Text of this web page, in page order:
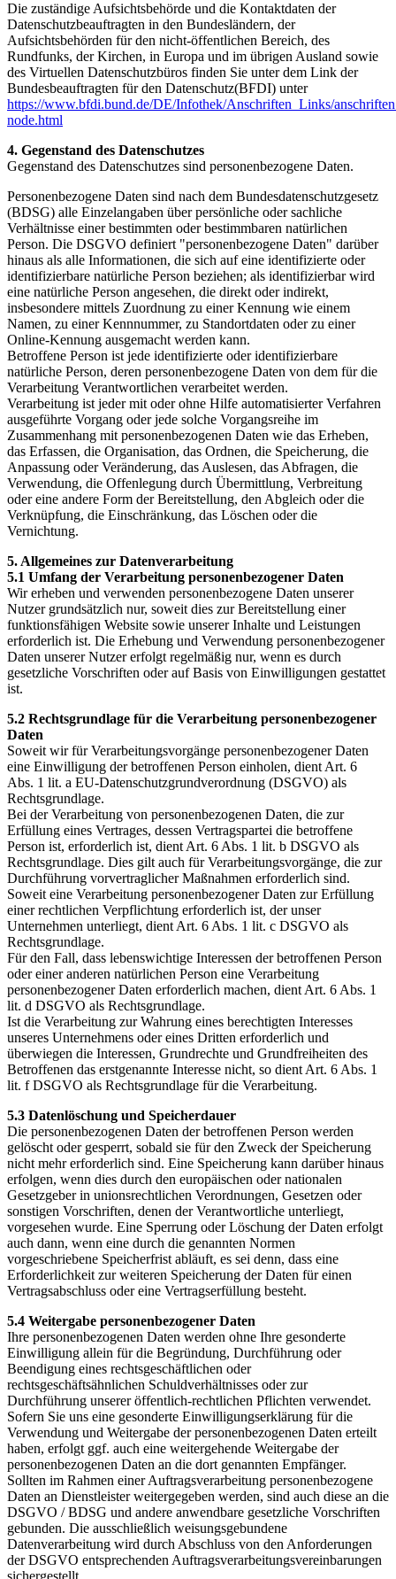
Die zuständige Aufsichtsbehörde und die Kontaktdaten der
Datenschutzbeauftragten in den Bundesländern, der
Aufsichtsbehörden für den nicht-öffentlichen Bereich, des
Rundfunks, der Kirchen, in Europa und im übrigen Ausland sowie
des Virtuellen Datenschutzbüros finden Sie unter dem Link der
Bundesbeauftragten für den Datenschutz(BFDI) unter
https://www.bfdi.bund.de/DE/Infothek/Anschriften_Links/
node.html
4. Gegenstand des Datenschutzes
Gegenstand des Datenschutzes sind personenbezogene Daten.
Personenbezogene Daten sind nach dem Bundesdatenschutzgesetz
(BDSG) alle Einzelangaben über persönliche oder sachliche
Verhältnisse einer bestimmten oder bestimmbaren natürlichen
Person. Die DSGVO definiert "personenbezogene Daten" darüber
hinaus als alle Informationen, die sich auf eine identifizierte oder
identifizierbare natürliche Person beziehen; als identifizierbar wird
eine natürliche Person angesehen, die direkt oder indirekt,
insbesondere mittels Zuordnung zu einer Kennung wie einem
Namen, zu einer Kennnummer, zu Standortdaten oder zu einer
Online-Kennung ausgemacht werden kann.
Betroffene Person ist jede identifizierte oder identifizierbare
natürliche Person, deren personenbezogene Daten von dem für die
Verarbeitung Verantwortlichen verarbeitet werden.
Verarbeitung ist jeder mit oder ohne Hilfe automatisierter Verfahren
ausgeführte Vorgang oder jede solche Vorgangsreihe im
Zusammenhang mit personenbezogenen Daten wie das Erheben,
das Erfassen, die Organisation, das Ordnen, die Speicherung, die
Anpassung oder Veränderung, das Auslesen, das Abfragen, die
Verwendung, die Offenlegung durch Übermittlung, Verbreitung
oder eine andere Form der Bereitstellung, den Abgleich oder die
Verknüpfung, die Einschränkung, das Löschen oder die
Vernichtung.
5. Allgemeines zur Datenverarbeitung
5.1 Umfang der Verarbeitung personenbezogener Daten
Wir erheben und verwenden personenbezogene Daten unserer
Nutzer grundsätzlich nur, soweit dies zur Bereitstellung einer
funktionsfähigen Website sowie unserer Inhalte und Leistungen
erforderlich ist. Die Erhebung und Verwendung personenbezogener
Daten unserer Nutzer erfolgt regelmäßig nur, wenn es durch
gesetzliche Vorschriften oder auf Basis von Einwilligungen gestattet
ist.
5.2 Rechtsgrundlage für die Verarbeitung personenbezogener
Daten
Soweit wir für Verarbeitungsvorgänge personenbezogener Daten
eine Einwilligung der betroffenen Person einholen, dient Art. 6
Abs. 1 lit. a EU-Datenschutzgrundverordnung (DSGVO) als
Rechtsgrundlage.
Bei der Verarbeitung von personenbezogenen Daten, die zur
Erfüllung eines Vertrages, dessen Vertragspartei die betroffene
Person ist, erforderlich ist, dient Art. 6 Abs. 1 lit. b DSGVO als
Rechtsgrundlage. Dies gilt auch für Verarbeitungsvorgänge, die zur
Durchführung vorvertraglicher Maßnahmen erforderlich sind.
Soweit eine Verarbeitung personenbezogener Daten zur Erfüllung
einer rechtlichen Verpflichtung erforderlich ist, der unser
Unternehmen unterliegt, dient Art. 6 Abs. 1 lit. c DSGVO als
Rechtsgrundlage.
Für den Fall, dass lebenswichtige Interessen der betroffenen Person
oder einer anderen natürlichen Person eine Verarbeitung
personenbezogener Daten erforderlich machen, dient Art. 6 Abs. 1
lit. d DSGVO als Rechtsgrundlage.
Ist die Verarbeitung zur Wahrung eines berechtigten Interesses
unseres Unternehmens oder eines Dritten erforderlich und
überwiegen die Interessen, Grundrechte und Grundfreiheiten des
Betroffenen das erstgenannte Interesse nicht, so dient Art. 6 Abs. 1
lit. f DSGVO als Rechtsgrundlage für die Verarbeitung.
5.3 Datenlöschung und Speicherdauer
Die personenbezogenen Daten der betroffenen Person werden
gelöscht oder gesperrt, sobald sie für den Zweck der Speicherung
nicht mehr erforderlich sind. Eine Speicherung kann darüber hinaus
erfolgen, wenn dies durch den europäischen oder nationalen
Gesetzgeber in unionsrechtlichen Verordnungen, Gesetzen oder
sonstigen Vorschriften, denen der Verantwortliche unterliegt,
vorgesehen wurde. Eine Sperrung oder Löschung der Daten erfolgt
auch dann, wenn eine durch die genannten Normen
vorgeschriebene Speicherfrist abläuft, es sei denn, dass eine
Erforderlichkeit zur weiteren Speicherung der Daten für einen
Vertragsabschluss oder eine Vertragserfüllung besteht.
5.4 Weitergabe personenbezogener Daten
Ihre personenbezogenen Daten werden ohne Ihre gesonderte
Einwilligung allein für die Begründung, Durchführung oder
Beendigung eines rechtsgeschäftlichen oder
rechtsgeschäftsähnlichen Schuldverhältnisses oder zur
Durchführung unserer öffentlich-rechtlichen Pflichten verwendet.
Sofern Sie uns eine gesonderte Einwilligungserklärung für die
Verwendung und Weitergabe der personenbezogenen Daten erteilt
haben, erfolgt ggf. auch eine weitergehende Weitergabe der
personenbezogenen Daten an die dort genannten Empfänger.
Sollten im Rahmen einer Auftragsverarbeitung personenbezogene
Daten an Dienstleister weitergegeben werden, sind auch diese an die
DSGVO / BDSG und andere anwendbare gesetzliche Vorschriften
gebunden. Die ausschließlich weisungsgebundene
Datenverarbeitung wird durch Abschluss von den Anforderungen
der DSGVO entsprechenden Auftragsverarbeitungsvereinbarungen